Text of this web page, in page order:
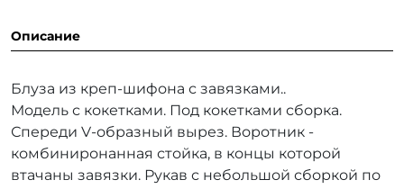
Описание
Блуза из креп-шифона с завязками..
Модель с кокетками. Под кокетками сборка.
Спереди V-образный вырез. Воротник -
комбиниронанная стойка, в концы которой
втачаны завязки. Рукав с небольшой сборкой по